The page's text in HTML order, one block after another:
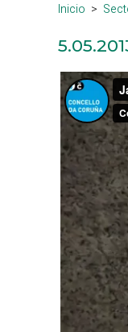
Inicio